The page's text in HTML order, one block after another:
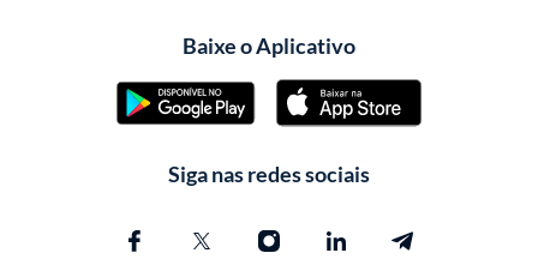
Baixe o Aplicativo
Siga nas redes sociais